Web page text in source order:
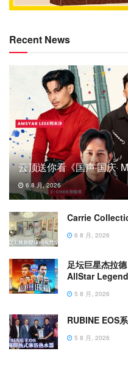
Recent News
云顶送你看《国声·国庆·
6 8 月, 2026
Carrie
6 8 月, 2026
足坛巨星杰拉
AllStar
5 8 月, 2026
RUBINE EOS
5 8 月, 2026